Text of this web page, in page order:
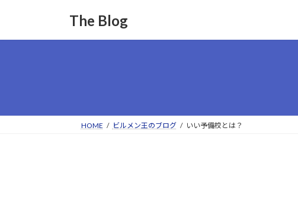
The Blog
HOME ビルメン王のブログ いい予備校とは？